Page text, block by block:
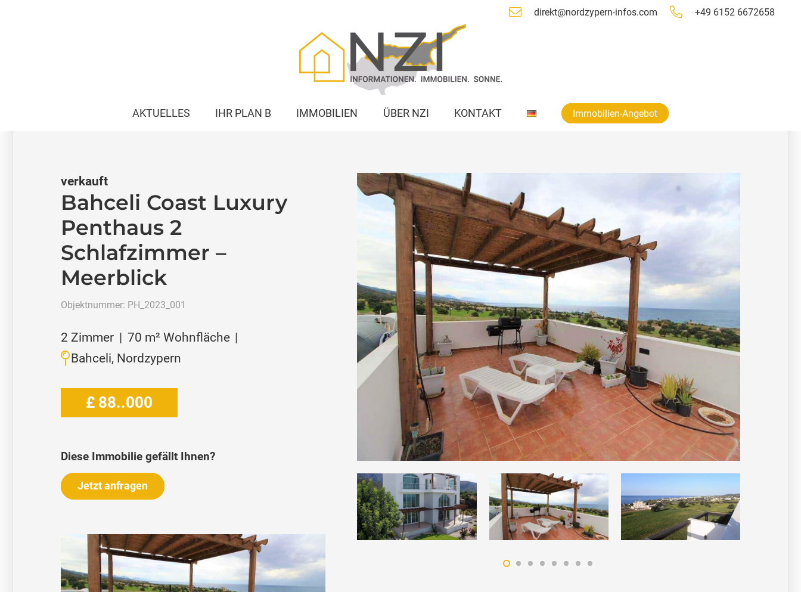
direkt@nordzypern-infos.com +49 6152 6672658
AKTUELLES IHR PLAN B IMMOBILIEN ÜBER NZI KONTAKT Immobilien-Angebot
verkauft
Bahceli Coast Luxury
Penthaus 2
Schlafzimmer –
Meerblick
Objektnummer: PH_2023_001
2 Zimmer | 70 m² Wohnfläche |
Bahceli, Nordzypern
£ 88..000
Diese Immobilie gefällt Ihnen?
Jetzt anfragen